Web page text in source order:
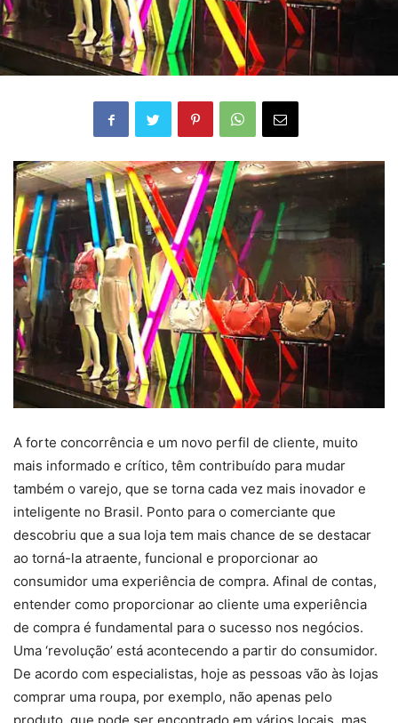
A forte concorrência e um novo perfil de cliente, muito
mais informado e crítico, têm contribuído para mudar
também o varejo, que se torna cada vez mais inovador e
inteligente no Brasil. Ponto para o comerciante que
descobriu que a sua loja tem mais chance de se destacar
ao torná-la atraente, funcional e proporcionar ao
consumidor uma experiência de compra. Afinal de contas,
entender como proporcionar ao cliente uma experiência
de compra é fundamental para o sucesso nos negócios.
Uma ‘revolução’ está acontecendo a partir do consumidor.
De acordo com especialistas, hoje as pessoas vão às lojas
comprar uma roupa, por exemplo, não apenas pelo
produto, que pode ser encontrado em vários locais, mas